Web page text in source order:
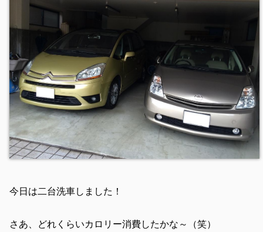
今日は二台洗車しました！
さあ、どれくらいカロリー消費したかな～（笑）